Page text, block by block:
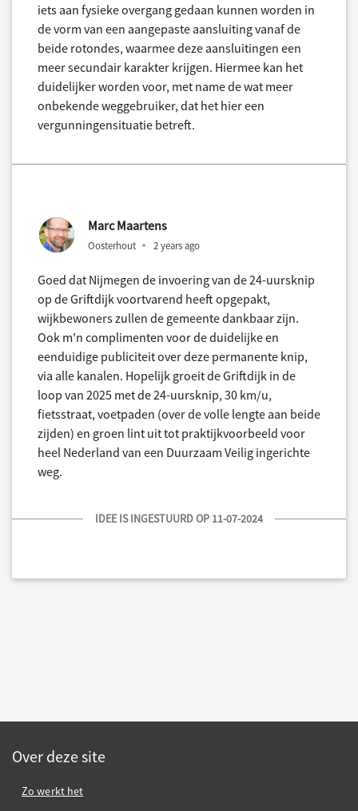
iets aan fysieke overgang gedaan kunnen worden in
de vorm van een aangepaste aansluiting vanaf de
beide rotondes, waarmee deze aansluitingen een
meer secundair karakter krijgen. Hiermee kan het
duidelijker worden voor, met name de wat meer
onbekende weggebruiker, dat het hier een
vergunningensituatie betreft.
Marc Maartens
Oosterhout 2 years ago
Goed dat Nijmegen de invoering van de 24-uursknip
op de Griftdijk voortvarend heeft opgepakt,
wijkbewoners zullen de gemeente dankbaar zijn.
Ook m'n complimenten voor de duidelijke en
eenduidige publiciteit over deze permanente knip,
via alle kanalen. Hopelijk groeit de Griftdijk in de
loop van 2025 met de 24-uursknip, 30 km/u,
fietsstraat, voetpaden (over de volle lengte aan beide
zijden) en groen lint uit tot praktijkvoorbeeld voor
heel Nederland van een Duurzaam Veilig ingerichte
weg.
IDEE IS INGESTUURD OP 11-07-2024
Over deze site
Zo werkt het